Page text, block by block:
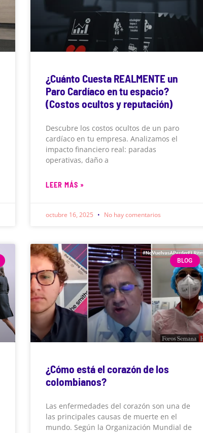
¿Cuánto Cuesta REALMENTE un
Paro Cardíaco en tu espacio?
(Costos ocultos y reputación)
Descubre los costos ocultos de un paro
cardíaco en tu empresa. Analizamos el
impacto financiero real: paradas
operativas, daño a
LEER MÁS »
octubre 16, 2025 No hay comentarios
BLOG
¿Cómo está el corazón de los
colombianos?
Las enfermedades del corazón son una de
las principales causas de muerte en el
mundo. Según la Organización Mundial de